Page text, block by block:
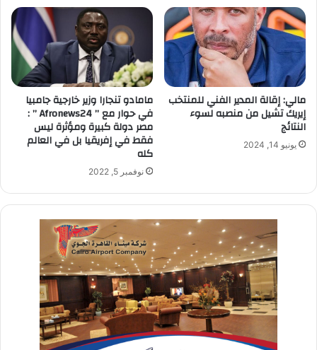
مالي: إقالة المدير الفني للمنتخب
إيريك تشيل من منصبه لسوء
النتائج
يونيو 14, 2024
مامادو تنجارا وزير خارجية جامبيا
في حوار مع ” Afronews24 ” :
مصر دولة كبيرة ومؤثرة ليس
فقط في إفريقيا بل في العالم
كله
نوفمبر 5, 2022